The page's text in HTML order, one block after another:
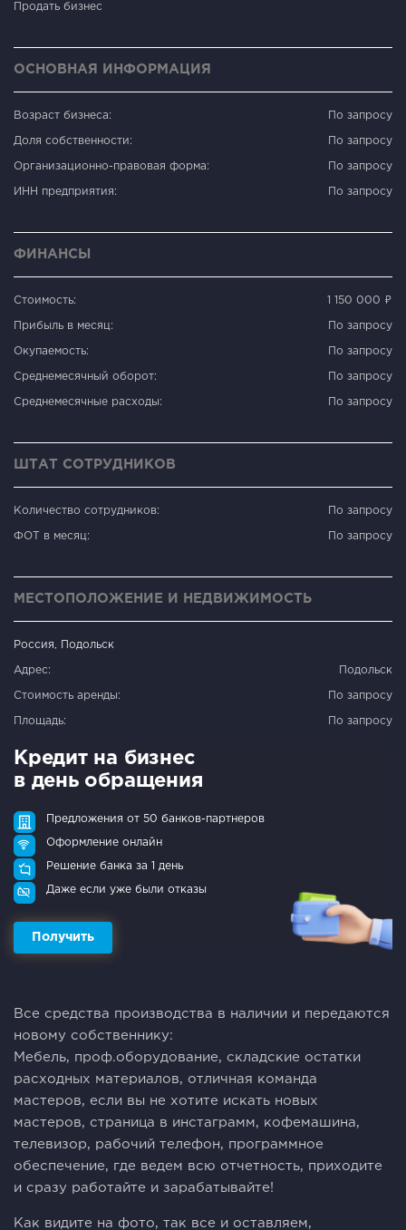
Продать бизнес
ОСНОВНАЯ ИНФОРМАЦИЯ
Возраст бизнеса: По запросу
Доля собственности: По запросу
Организационно-правовая форма: По запросу
ИНН предприятия: По запросу
ФИНАНСЫ
Стоимость: 1 150 000 ₽
Прибыль в месяц: По запросу
Окупаемость: По запросу
Среднемесячный оборот: По запросу
Среднемесячные расходы: По запросу
ШТАТ СОТРУДНИКОВ
Количество сотрудников: По запросу
ФОТ в месяц: По запросу
МЕСТОПОЛОЖЕНИЕ И НЕДВИЖИМОСТЬ
Россия, Подольск
Адрес: Подольск
Стоимость аренды: По запросу
Площадь: По запросу
Кредит на бизнес
в день обращения
Предложения от 50 банков-партнеров
Оформление онлайн
Решение банка за 1 день
Даже если уже были отказы
Получить
Все средства производства в наличии и передаются
новому собственнику:
Мебель, проф.оборудование, cкладские остатки
расходных материалов, отличная команда
мастеров, если вы не хотите искать новых
мастеров, страница в инстаграмм, кофемашина,
телевизор, рабочий телефон, программное
обеспечение, где ведем всю отчетность, приходите
и сразу работайте и зарабатывайте!
Как видите на фото, так все и оставляем,